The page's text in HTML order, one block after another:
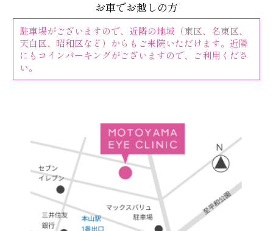
お車でお越しの方
駐車場がございますので、近隣の地域（東区、名東区、
天白区、昭和区など）からもご来院いただけます。近隣
にもコインパーキングがございますので、ご利用くださ
い。